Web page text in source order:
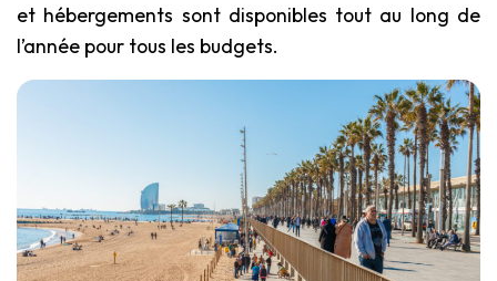
et hébergements sont disponibles tout au long de
l’année pour tous les budgets.